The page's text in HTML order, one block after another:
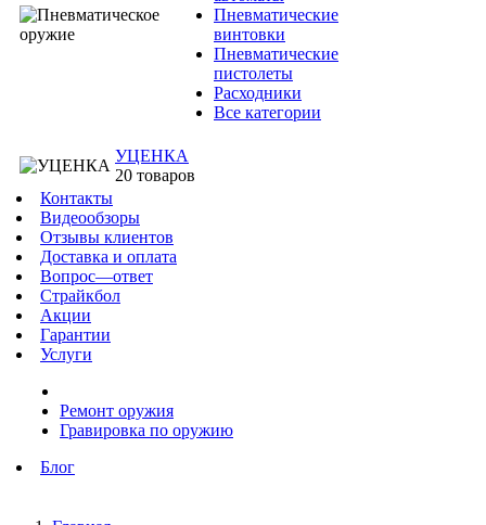
Пневматические
винтовки
Пневматические
пистолеты
Расходники
Все категории
УЦЕНКА
20 товаров
Контакты
Видеообзоры
Отзывы клиентов
Доставка и оплата
Вопрос—ответ
Страйкбол
Акции
Гарантии
Услуги
Ремонт оружия
Гравировка по оружию
Блог